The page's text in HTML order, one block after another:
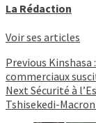
La Rédaction
Voir ses articles
Continue
Reading
Previous
commerciaux
Next Sécurité à
Tshisekedi-